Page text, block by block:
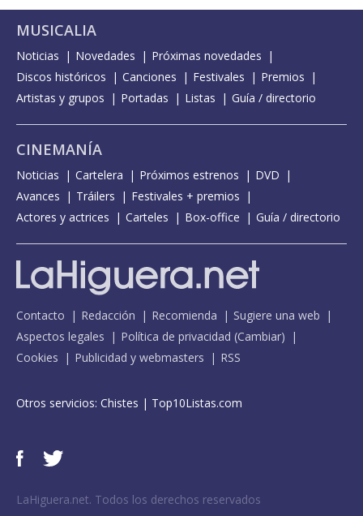
MUSICALIA
Noticias Novedades
Próximas novedades
Discos históricos
Canciones Festivales
Premios
Artistas y grupos
Portadas Listas Guía / directorio
CINEMANÍA
Noticias Cartelera Próximos estrenos
DVD
Avances
Tráilers
Festivales + premios
Actores y actrices
Carteles Box-office Guía / directorio
Contacto Redacción Recomienda
Sugiere una web
Aspectos legales
Política de privacidad (Cambiar)
Cookies
Publicidad y webmasters RSS
Otros servicios: Chistes | Top10Listas.com
LaHiguera.net. Todos los derechos reservados